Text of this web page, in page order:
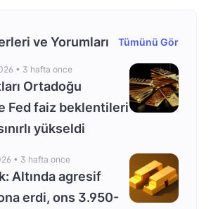
ve Yorumları Tümünü Gör
• 3 hafta once
Ortadoğu
Fed faiz beklentileri
yükseldi
• 3 hafta once
Altında agresif
erdi, ons 3.950-